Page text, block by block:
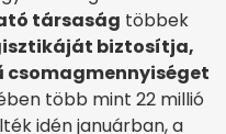
társaság többek
biztosítja,
csomagmennyiséget
több mint 22 millió
idén januárban, a